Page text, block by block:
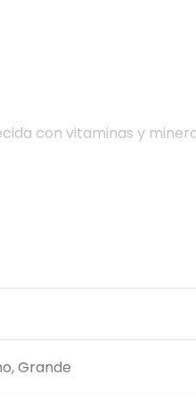
con vitaminas y
y vejiga.
Grande